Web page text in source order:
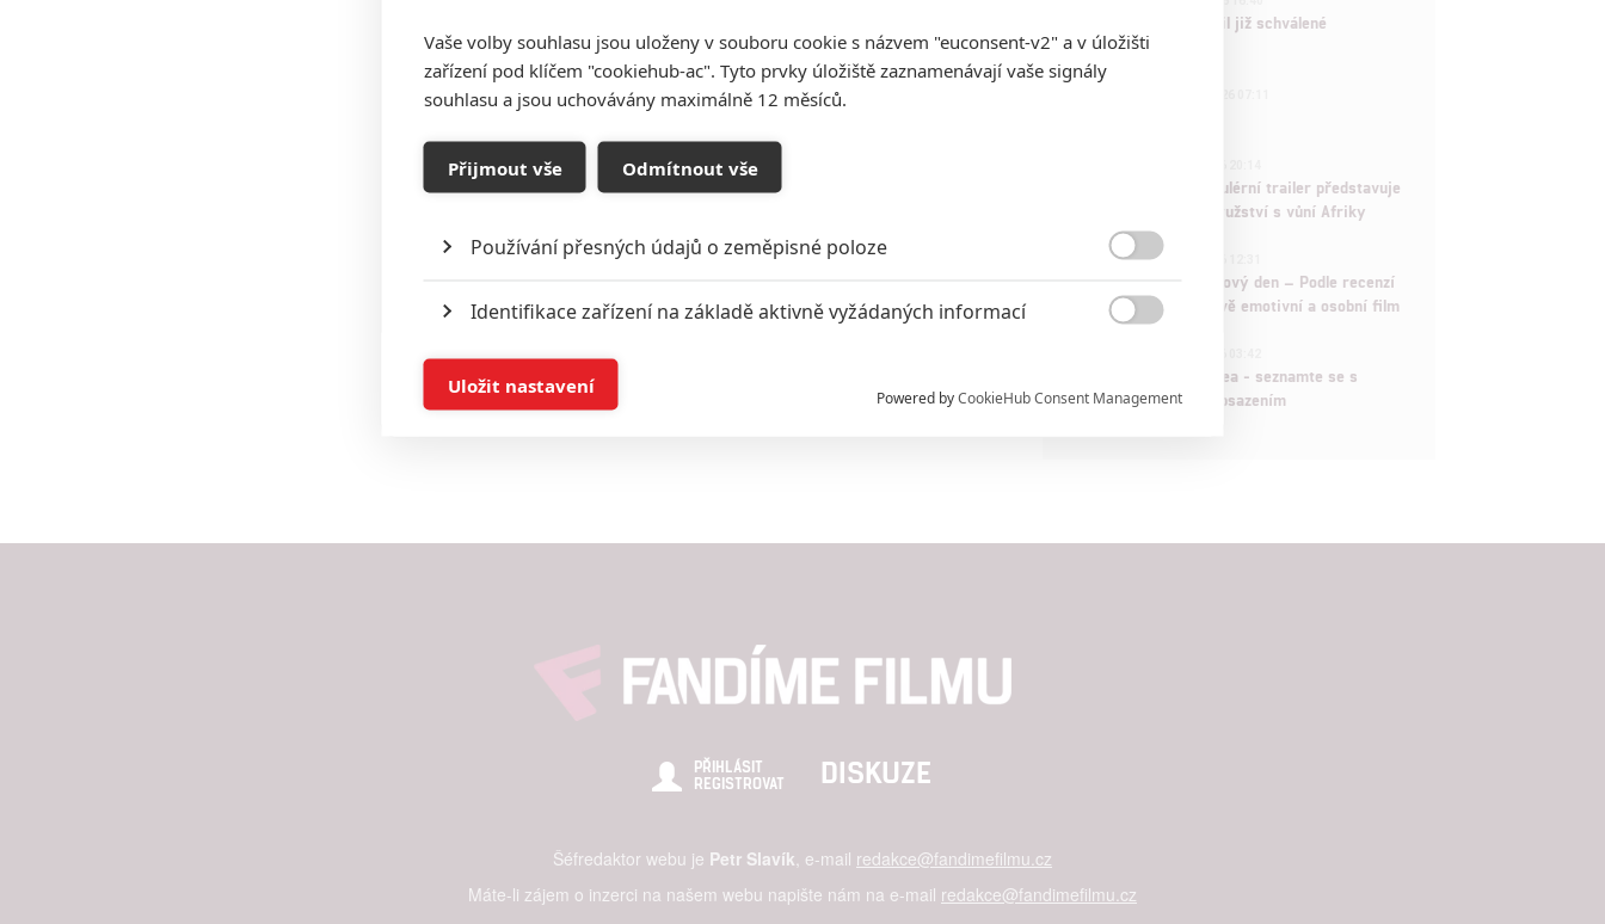
Marvel nečekaně zrušil již schválené
pokračování
433
Děti krve a kostí: Regulérní trailer představuje
akční fantasy dobrodružství s vůní Afriky
ČLÁNEK | 30.07.2026 12:31
Spider-Man: Zbrusu nový den – Podle recenzí
máme čekat překvapivě emotivní a osobní film
Velké preview: Odyssea - seznamte se s
maximálně nabitým obsazením
PŘIHLÁSIT
REGISTROVAT
DISKUZE
Šéfredaktor webu je Petr Slavík , e-mail redakce@fandimefilmu.cz
Máte-li zájem o inzerci na našem webu napište nám na e-mail redakce@fandimefilmu.cz
Vaše volby souhlasu jsou uloženy v souboru cookie s názvem "euconsent-v2" a v úložišti
zařízení pod klíčem "cookiehub-ac". Tyto prvky úložiště zaznamenávají vaše signály
souhlasu a jsou uchovávány maximálně 12 měsíců.
Přijmout vše Odmítnout vše
Používání přesných údajů o zeměpisné poloze
Identifikace zařízení na základě aktivně vyžádaných informací
Ukládání a/nebo přístup k informacím v zařízení

Poskytování a zobrazování reklamy a obsahu
Powered byCookieHub Consent Management
Uložit nastavení